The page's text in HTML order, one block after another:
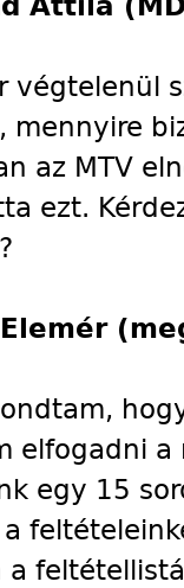
végtelenül
mennyire
az MTV
ezt.
elfogadni a
egy 15
a